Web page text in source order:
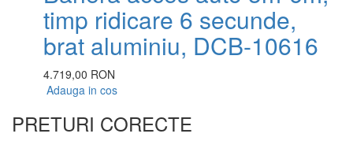
timp ridicare 6 secunde,
brat aluminiu, DCB-10616
4.719,00 RON
Adauga in cos
PRETURI CORECTE